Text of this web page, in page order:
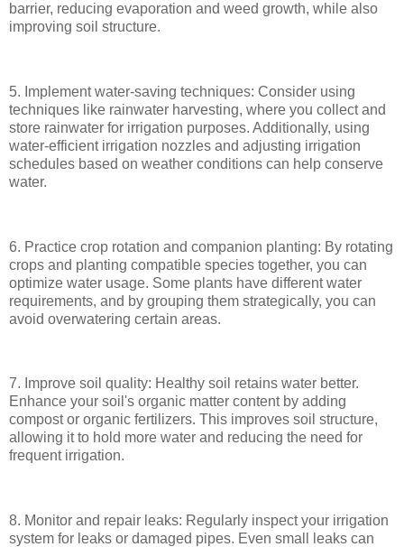
barrier, reducing evaporation and weed growth, while also
improving soil structure.
5. Implement water-saving techniques: Consider using
techniques like rainwater harvesting, where you collect and
store rainwater for irrigation purposes. Additionally, using
water-efficient irrigation nozzles and adjusting irrigation
schedules based on weather conditions can help conserve
water.
6. Practice crop rotation and companion planting: By rotating
crops and planting compatible species together, you can
optimize water usage. Some plants have different water
requirements, and by grouping them strategically, you can
avoid overwatering certain areas.
7. Improve soil quality: Healthy soil retains water better.
Enhance your soil's organic matter content by adding
compost or organic fertilizers. This improves soil structure,
allowing it to hold more water and reducing the need for
frequent irrigation.
8. Monitor and repair leaks: Regularly inspect your irrigation
system for leaks or damaged pipes. Even small leaks can